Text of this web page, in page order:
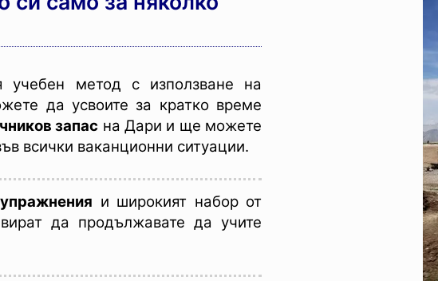
учебен метод с използване на
да усвоите за кратко време
запас на Дари и ще можете
всички ваканционни ситуации.
и широкият набор от
да продължавате да учите